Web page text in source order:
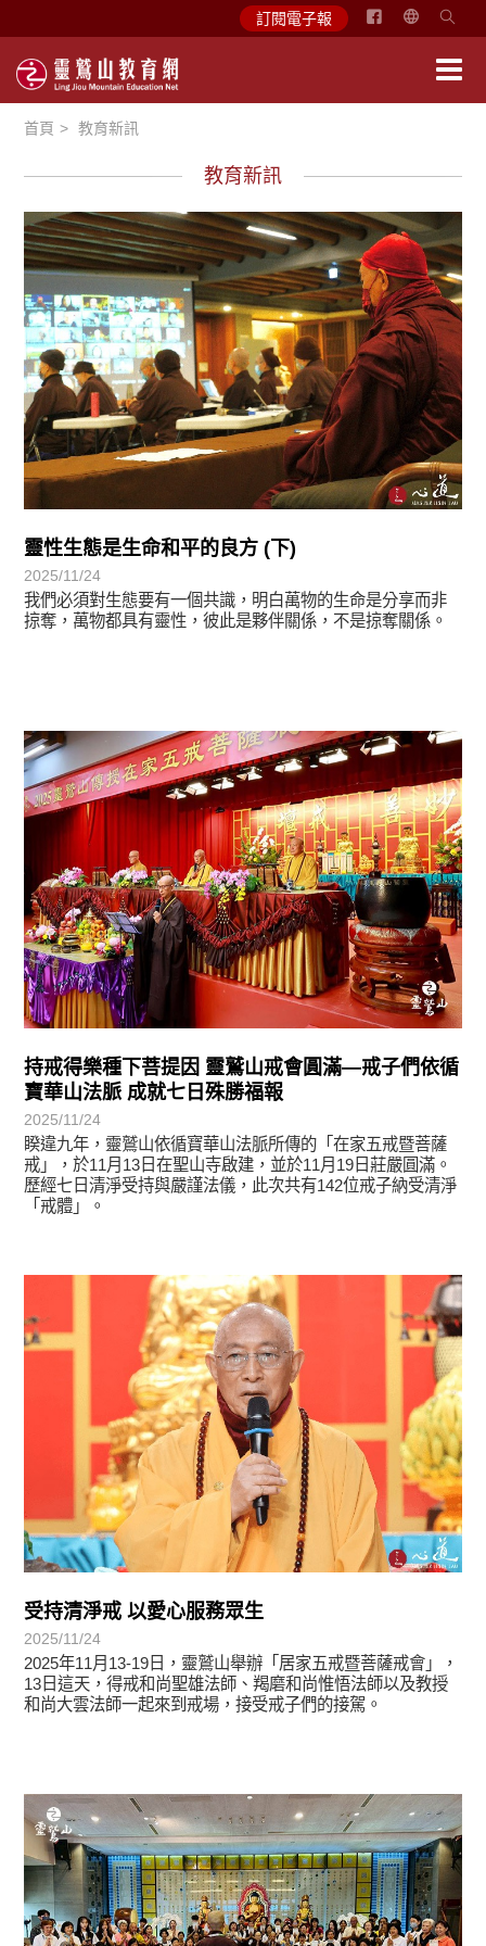
訂閱電子報
简
首頁 教育新訊
教育新訊
靈性生態是生命和平的良方 (下)
2025/11/24
我們必須對生態要有一個共識，明白萬物的生命是分享而非
掠奪，萬物都具有靈性，彼此是夥伴關係，不是掠奪關係。
學習分享
持戒得樂種下菩提因 靈鷲山戒會圓滿—戒子們依循
寶華山法脈 成就七日殊勝福報
2025/11/24
睽違九年，靈鷲山依循寶華山法脈所傳的「在家五戒暨菩薩
戒」，於11月13日在聖山寺啟建，並於11月19日莊嚴圓滿。
歷經七日清淨受持與嚴謹法儀，此次共有142位戒子納受清淨
「戒體」。
學習分享
受持清淨戒 以愛心服務眾生
2025/11/24
2025年11月13-19日，靈鷲山舉辦「居家五戒暨菩薩戒會」，
13日這天，得戒和尚聖雄法師、羯磨和尚惟悟法師以及教授
和尚大雲法師一起來到戒場，接受戒子們的接駕。
學習分享
學習分享